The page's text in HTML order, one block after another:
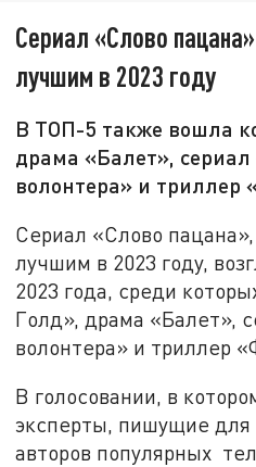
Сериал «Слово
лучшим в 2023 году
В ТОП-5 также вошла
драма «Балет»,
волонтера» и триллер
Сериал «Слово
лучшим в 2023 году,
2023 года, среди
Голд», драма «Балет»,
волонтера» и триллер
В голосовании, в
эксперты, пишущие
авторов популярных